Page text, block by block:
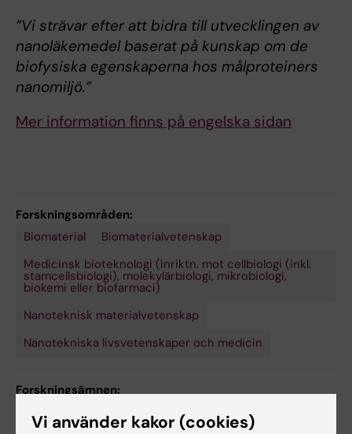
”Vi strävar efter att bidra till utvecklingen av
nanoläkemedel baserat på kunskap om de
biofysiska egenskaperna hos målproteiners
nanomiljö.”
Mer information finns på engelska sidan
Forskningsområden:
Biomaterial
Biomaterialvetenskap
Medicinsk bioteknologi (Inriktn. mot cellbiologi (inkl.
stamcellsbiologi), molekylärbiologi, mikrobiologi,
biokemi eller biofarmaci)
Nanoteknisk materialvetenskap
Nanotekniska livsvetenskaper och medicin
Forskningsämnen:
Nanomedicin
Vi använder kakor (cookies)